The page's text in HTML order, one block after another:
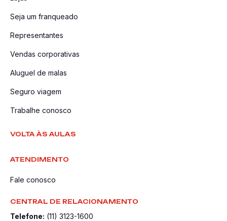
Seja um franqueado
Representantes
Vendas corporativas
Aluguel de malas
Seguro viagem
Trabalhe conosco
VOLTA ÀS AULAS
ATENDIMENTO
Fale conosco
CENTRAL DE RELACIONAMENTO
Telefone: (11) 3123-1600